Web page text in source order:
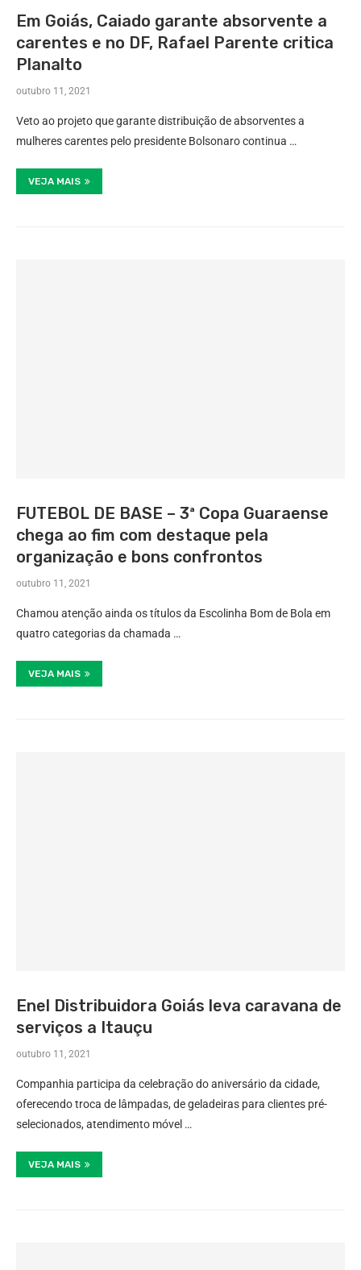
Em Goiás, Caiado garante absorvente a
carentes e no DF, Rafael Parente critica
Planalto
outubro 11, 2021
Veto ao projeto que garante distribuição de absorventes a
mulheres carentes pelo presidente Bolsonaro continua …
VEJA MAIS
FUTEBOL DE BASE – 3ª Copa Guaraense
chega ao fim com destaque pela
organização e bons confrontos
outubro 11, 2021
Chamou atenção ainda os títulos da Escolinha Bom de Bola em
quatro categorias da chamada …
VEJA MAIS
Enel Distribuidora Goiás leva caravana de
serviços a Itauçu
outubro 11, 2021
Companhia participa da celebração do aniversário da cidade,
oferecendo troca de lâmpadas, de geladeiras para clientes pré-
selecionados, atendimento móvel …
VEJA MAIS